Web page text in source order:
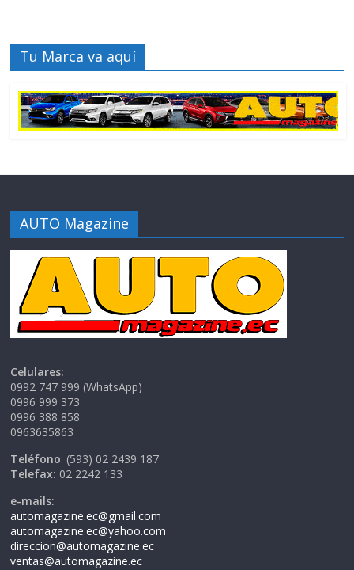
Tu Marca va aquí
AUTO Magazine
Celulares:
0992 747 999 (WhatsApp)
0996 999 373
0996 388 858
0963635863
Teléfono: (593) 02 2439 187
Telefax: 02 2242 133
e-mails:
automagazine.ec@gmail.com
automagazine.ec@yahoo.com
direccion@automagazine.ec
ventas@automagazine.ec